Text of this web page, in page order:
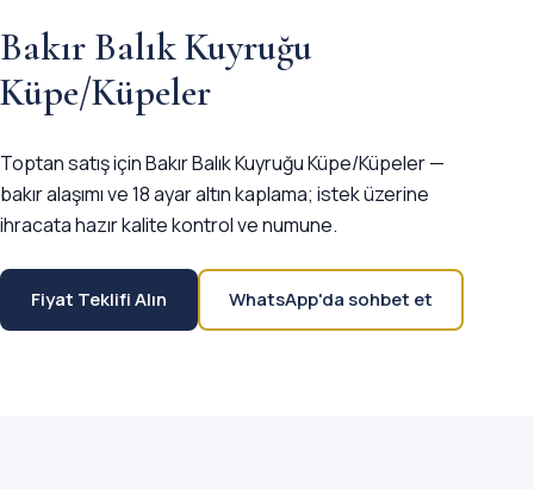
Bakır Balık Kuyruğu
Küpe/Küpeler
Toptan satış için Bakır Balık Kuyruğu Küpe/Küpeler —
bakır alaşımı ve 18 ayar altın kaplama; istek üzerine
ihracata hazır kalite kontrol ve numune.
Fiyat Teklifi Alın WhatsApp'da sohbet et